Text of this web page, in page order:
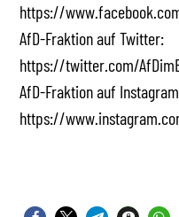
https://
AfD-Fraktion auf Twitter:
https://twitter.com/
AfD-Fraktion auf
https://